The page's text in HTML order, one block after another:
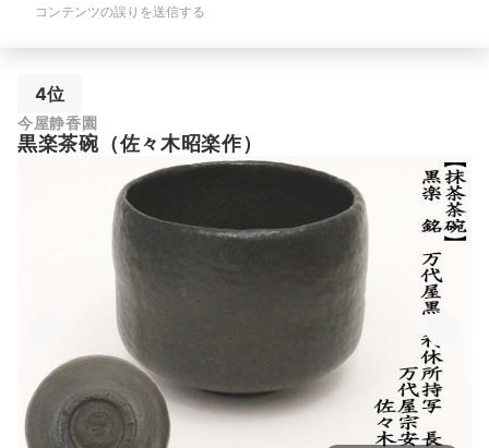
コンテンツの誤りを送信する
4位
今屋静香園
黒楽茶碗（佐々木昭楽作）